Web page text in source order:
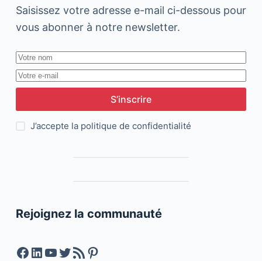
Saisissez votre adresse e-mail ci-dessous pour
vous abonner à notre newsletter.
S’inscrire
J’accepte la politique de confidentialité
Rejoignez la communauté
Facebook
LinkedIn
YouTube
Twitter
Feed RSSPinterest